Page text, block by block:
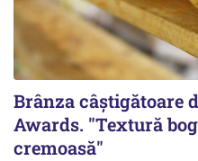
Brânza câștigătoare
Awards. "Textură
cremoasă"